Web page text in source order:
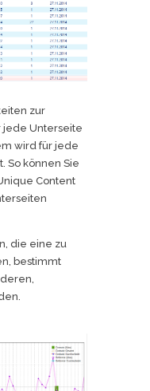
zur
jede Unterseite
wird für jede
So können Sie
Content
die eine zu
bestimmt